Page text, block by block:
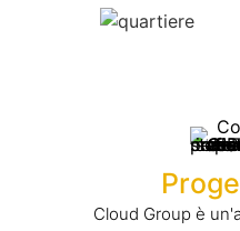
Cloud Group è